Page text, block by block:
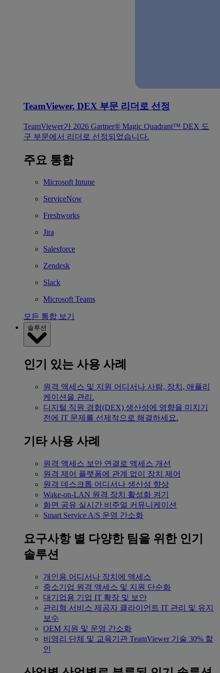
TeamViewer, DEX 부문 리더로 선정
TeamViewer가 2026 Gartner® Magic Quadrant™ DEX 도
구 부문에서 리더로 선정되었습니다.
주요 통합
Microsoft Intune
ServiceNow
Freshworks
Jira
Salesforce
Zendesk
Slack
Microsoft Teams
모든 통합 보기
솔루션
인기 있는 사용 사례
원격 액세스 및 지원 어디서나 사람, 장치, 애플리
케이션을 관리.
디지털 직원 경험(DEX) 생산성에 영향을 미치기
전에 IT 문제를 선제적으로 해결하세요.
기타 사용 사례
원격 액세스 보안 연결로 액세스 개선
원격 제어 플랫폼에 관계 없이 장치 제어
원격 데스크톱 어디서나 생산성 향상
Wake-on-LAN 원격 장치 활성화 켜기
화면 공유 실시간 비주얼 커뮤니케이션
Smart Service A/S 운영 간소화
요구사항 별 다양한 팀을 위한 인기
솔루션
개인용 어디서나 장치에 액세스
중소기업 원격 액세스 및 지원 단순화
대기업용 기업 IT 확장 및 보안
관리형 서비스 제공자 클라이언트 IT 관리 및 유지
보수
OEM 지원 및 운영 간소화
비영리 단체 및 교육기관 TeamViewer 기술 30% 할
인